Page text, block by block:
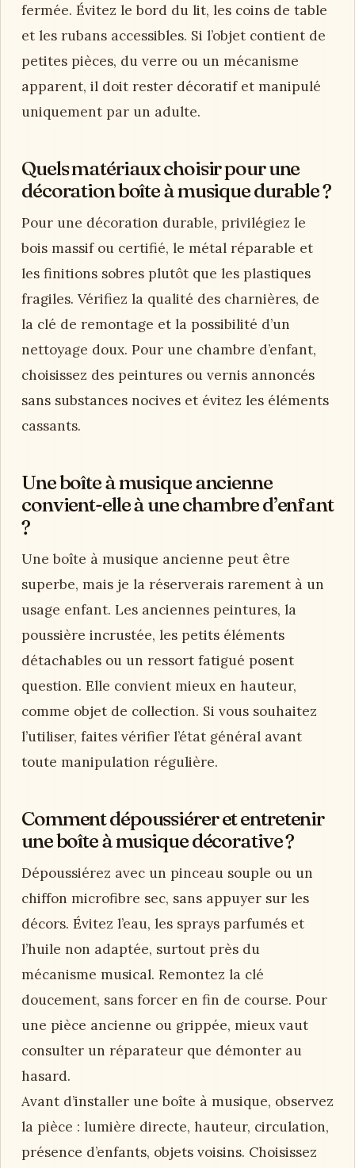
fermée. Évitez le bord du lit, les coins de table
et les rubans accessibles. Si l’objet contient de
petites pièces, du verre ou un mécanisme
apparent, il doit rester décoratif et manipulé
uniquement par un adulte.
Quels matériaux choisir pour une
décoration boîte à musique durable ?
Pour une décoration durable, privilégiez le
bois massif ou certifié, le métal réparable et
les finitions sobres plutôt que les plastiques
fragiles. Vérifiez la qualité des charnières, de
la clé de remontage et la possibilité d’un
nettoyage doux. Pour une chambre d’enfant,
choisissez des peintures ou vernis annoncés
sans substances nocives et évitez les éléments
cassants.
Une boîte à musique ancienne
convient-elle à une chambre d’enfant
?
Une boîte à musique ancienne peut être
superbe, mais je la réserverais rarement à un
usage enfant. Les anciennes peintures, la
poussière incrustée, les petits éléments
détachables ou un ressort fatigué posent
question. Elle convient mieux en hauteur,
comme objet de collection. Si vous souhaitez
l’utiliser, faites vérifier l’état général avant
toute manipulation régulière.
Comment dépoussiérer et entretenir
une boîte à musique décorative ?
Dépoussiérez avec un pinceau souple ou un
chiffon microfibre sec, sans appuyer sur les
décors. Évitez l’eau, les sprays parfumés et
l’huile non adaptée, surtout près du
mécanisme musical. Remontez la clé
doucement, sans forcer en fin de course. Pour
une pièce ancienne ou grippée, mieux vaut
consulter un réparateur que démonter au
hasard.
Avant d’installer une boîte à musique, observez
la pièce : lumière directe, hauteur, circulation,
présence d’enfants, objets voisins. Choisissez